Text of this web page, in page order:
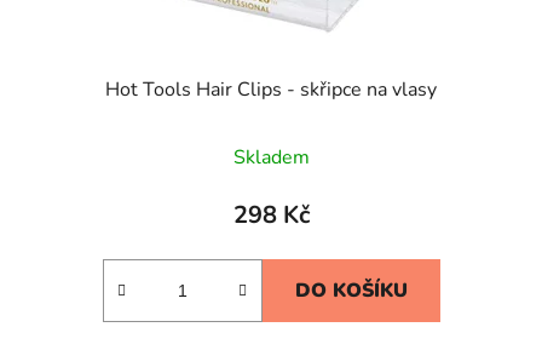
Hot Tools Hair Clips - skřipce na vlasy
Skladem
298 Kč
DO KOŠÍKU